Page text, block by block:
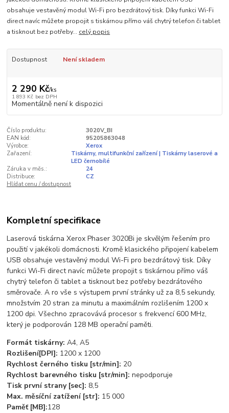
obsahuje vestavěný modul Wi-Fi pro bezdrátový tisk. Díky funkci Wi-Fi
direct navíc můžete propojit s tiskárnou přímo váš chytrý telefon či tablet
a tisknout bez potřeby... celý popis
Dostupnost Není skladem
2 290 Kč/ks
1 893 Kč bez DPH
Momentálně není k dispozici
Číslo produktu:
3020V_BI
EAN kód:
95205863048
Výrobce:
Xerox
Zařazení:
Tiskárny, multifunkční zařízení | Tiskárny laserové a
LED černobílé
Záruka v měs.:
24
Distribuce:
CZ
Hlídat cenu / dostupnost
Kompletní specifikace
Laserová tiskárna Xerox Phaser 3020Bi je skvělým řešením pro
použití v jakékoli domácnosti. Kromě klasického připojení kabelem
USB obsahuje vestavěný modul Wi-Fi pro bezdrátový tisk. Díky
funkci Wi-Fi direct navíc můžete propojit s tiskárnou přímo váš
chytrý telefon či tablet a tisknout bez potřeby bezdrátového
směrovače. A ro vše s výstupem první stránky už za 8,5 sekundy,
množstvím 20 stran za minutu a maximálním rozlišením 1200 x
1200 dpi. Všechno zpracovává procesor s frekvencí 600 MHz,
který je podporován 128 MB operační paměti.
Formát tiskárny:A4, A5
Rozlišení[DPI]: 1200 x 1200
Rychlost černého tisku [str/min]: 20
Rychlost barevného tisku [str/min]:nepodporuje
Tisk první strany [sec]: 8,5
Max. měsíční zatížení [str]: 15 000
Paměť [MB]:128